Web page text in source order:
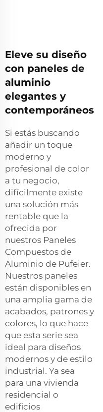
Eleve su diseño
con paneles de
aluminio
elegantes y
contemporáneos
Si estás buscando
añadir un toque
moderno y
profesional de color
a tu negocio,
difícilmente existe
una solución más
rentable que la
ofrecida por
nuestros Paneles
Compuestos de
Aluminio de Pufeier.
Nuestros paneles
están disponibles en
una amplia gama de
acabados, patrones y
colores, lo que hace
que esta serie sea
ideal para diseños
modernos y de estilo
industrial. Ya sea
para una vivienda
residencial o
edificios